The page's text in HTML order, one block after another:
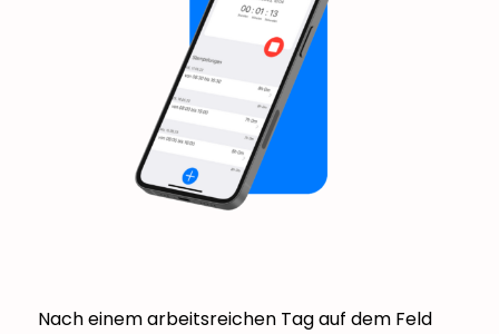
Nach einem arbeitsreichen Tag auf dem Feld